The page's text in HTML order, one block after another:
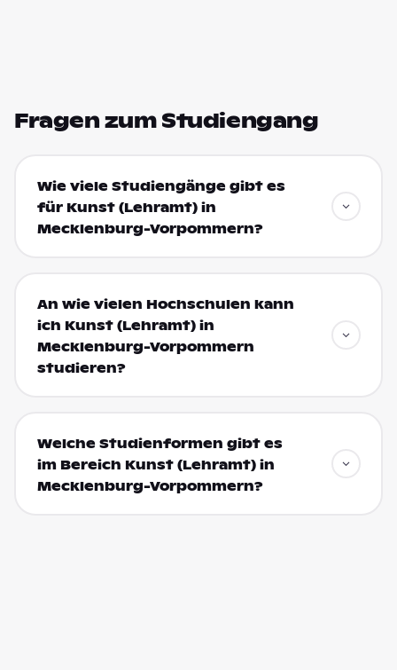
Fragen zum Studiengang
Wie viele Studiengänge gibt es
für Kunst (Lehramt) in
Mecklenburg-Vorpommern?
An wie vielen Hochschulen kann
ich Kunst (Lehramt) in
Mecklenburg-Vorpommern
studieren?
Welche Studienformen gibt es
im Bereich Kunst (Lehramt) in
Mecklenburg-Vorpommern?